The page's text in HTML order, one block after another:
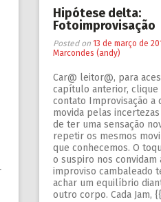
Hipótese delta:
Fotoimprovisação
Posted on 13 de março de
Marcondes (andy)
Car@ leitor@, para
capítulo anterior, clique
contato Improvisação a
movida pelas
de ter uma sensação
repetir os mesmos
que conhecemos. O
o suspiro nos convidam
improviso cambaleado
achar um equilíbrio
outro corpo. Cada Jam,